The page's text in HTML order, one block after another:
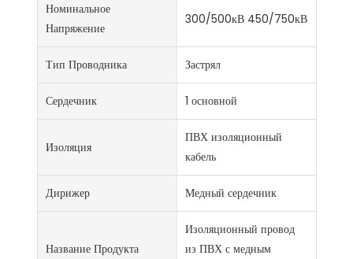
Номинальное
Напряжение
300/500кВ 450/750кВ
Тип Проводника Застрял
Сердечник 1 основной
Изоляция
ПВХ изоляционный
кабель
Дирижер Медный сердечник
Название Продукта
Изоляционный провод
из ПВХ с медным